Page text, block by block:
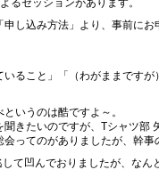
し込み方法」より、事前にお
ること」「（わがままです
いうのは酷ですよ～。
きたいのですが、Tシャツ部
ってのがありましたが、幹
て凹んでおりましたが、なん